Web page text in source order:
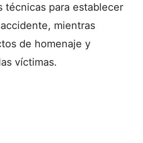
técnicas para establecer
mientras
de homenaje y
víctimas.